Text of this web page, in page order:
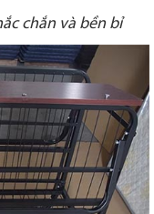
chắn và bền bỉ